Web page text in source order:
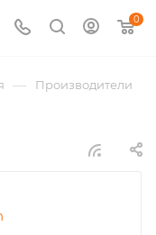
0
— Производители